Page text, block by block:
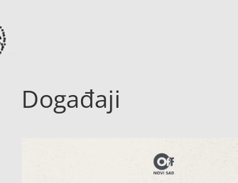
Događaji